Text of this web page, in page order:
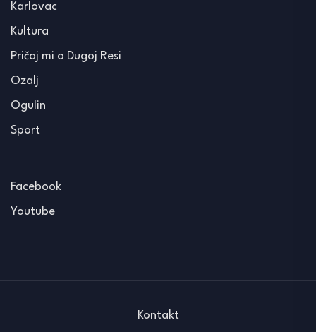
Karlovac
Kultura
Pričaj mi o Dugoj Resi
Ozalj
Ogulin
Sport
Facebook
Youtube
Kontakt